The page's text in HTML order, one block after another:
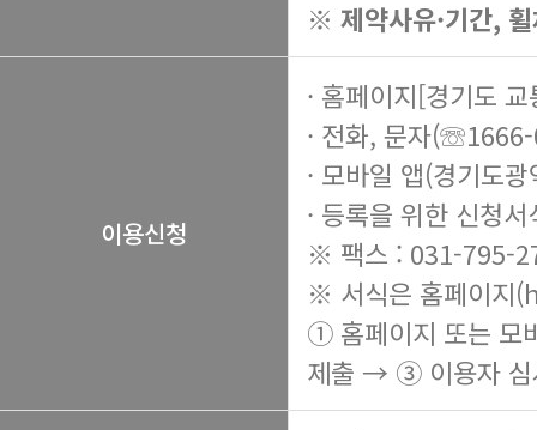
※ 제약사유·기간,
이용신청
· 홈페이지[경기도
· 전화, 문자
· 모바일 앱(경기도
· 등록을 위한 신청
※ 팩스 : 031-795-
※ 서식은 홈페이지(
① 홈페이지 또는 모
제출 → ③ 이용자 심